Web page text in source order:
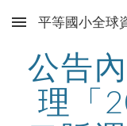
Skip to main content
平等國小全球
公告
理「